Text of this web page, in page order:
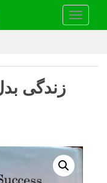
زندگی بدل